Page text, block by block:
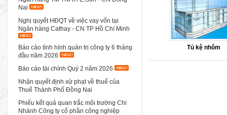
Nai
Nghị quyết HĐQT về việc vay vốn tại
Ngân hàng Cathay - CN TP Hồ Chí Minh
Báo cáo tình hình quản trị công ty 6 tháng
đầu năm 2026
Báo cáo tài chính Quý 2 năm 2026
Nhận quyết định xử phạt về thuế của
Thuế Thành Phố Đồng Nai
Phiếu kết quả quan trắc môi trường Chi
Nhánh Công ty cổ phần công nghiệp
Tủ kệ nhôm